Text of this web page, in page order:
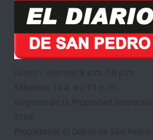
Lunes - Viernes: 9 a.m.-16 p.m.
Sábados: 10 a. m.-13 p. m.
Registro de la Propiedad
6168
Propietario: El Diario de San Pedro